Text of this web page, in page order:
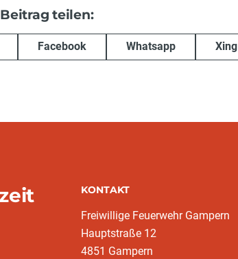
teilen:
Facebook Whatsapp Xing
KONTAKT
Freiwillige Feuerwehr Gampern
Hauptstraße 12
4851 Gampern